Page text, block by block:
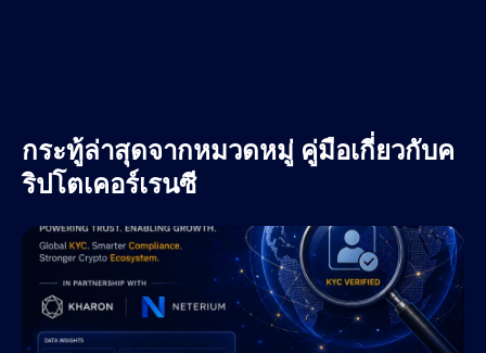
กระทู้ล่าสุดจากหมวดหมู่ คู่มือเกี่ยวกับค
ริปโตเคอร์เรนซี